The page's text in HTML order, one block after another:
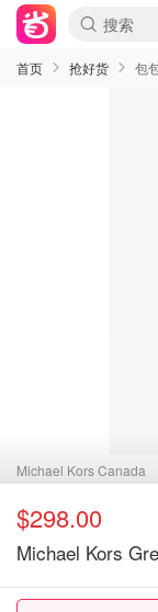
首页 抢好货 包
Michael Kors Canada
$298.00
Michael Kors